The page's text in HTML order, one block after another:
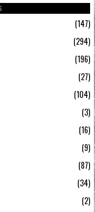
147
294
196
27
104
3
16
9
87
34
2